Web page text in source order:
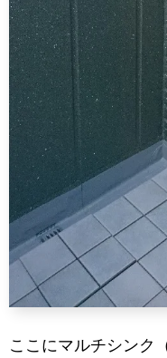
ここにマルチシンク